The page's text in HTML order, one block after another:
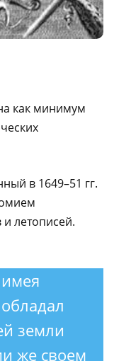
как минимум
в 1649–51 гг.
летописей.
земли
же своем